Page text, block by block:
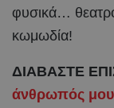
φυσικά…
κωμωδία!
ΔΙΑΒΑΣΤΕ
άνθρωπός